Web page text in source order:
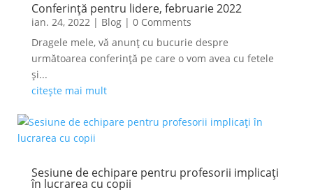
Conferință pentru lidere, februarie 2022
ian. 24, 2022| Blog| 0 Comments
Dragele mele, vă anunț cu bucurie despre
următoarea conferință pe care o vom avea cu fetele
și...
citește mai mult
Sesiune de echipare pentru profesorii implicați
în lucrarea cu copii